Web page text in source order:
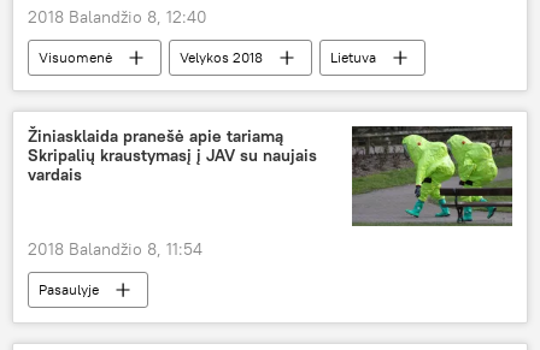
2018 Balandžio 8, 12:40
Visuomenė Velykos 2018
Lietuva
Velykos
stačiatikiai
Žiniasklaida pranešė apie tariamą
Skripalių kraustymasį į JAV su naujais
vardais
2018 Balandžio 8, 11:54
Pasaulyje
Buvusio GRU pulkininko Skripalio nunuodijimas Didžiojoje Britanijoje